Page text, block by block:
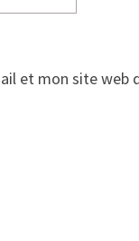
et mon site web